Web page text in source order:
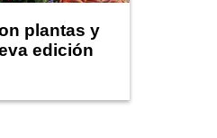
plantas y
edición